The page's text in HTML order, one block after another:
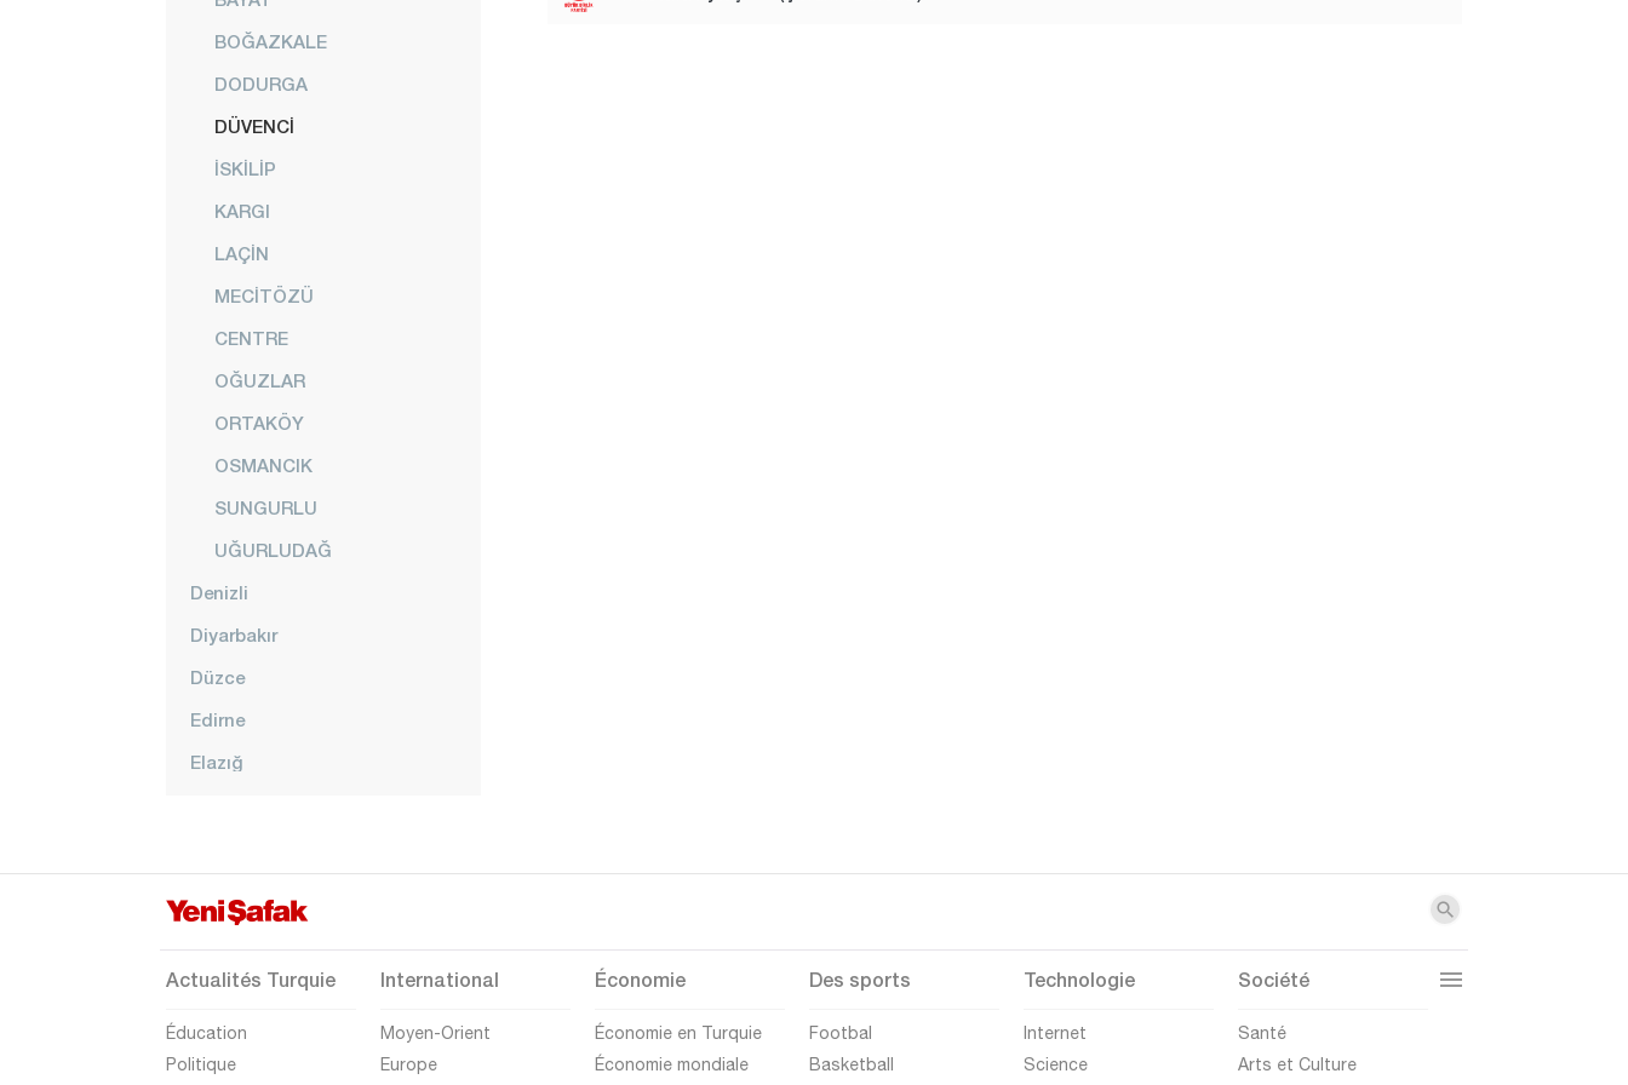
BOĞAZKALE
DODURGA
DÜVENCİ
İSKİLİP
KARGI
LAÇİN
MECİTÖZÜ
CENTRE
OĞUZLAR
ORTAKÖY
OSMANCIK
SUNGURLU
UĞURLUDAĞ
Denizli
Diyarbakır
Düzce
Edirne
Elazığ
Gaziantep
Giresun
Hakkari
Actualités Turquie
Éducation
Politique
International
Moyen-Orient
Europe
Économie
Économie en Turquie
Économie mondiale
Des sports
Footbal
Basketball
Technologie
Internet
Science
Société
Santé
Arts et Culture